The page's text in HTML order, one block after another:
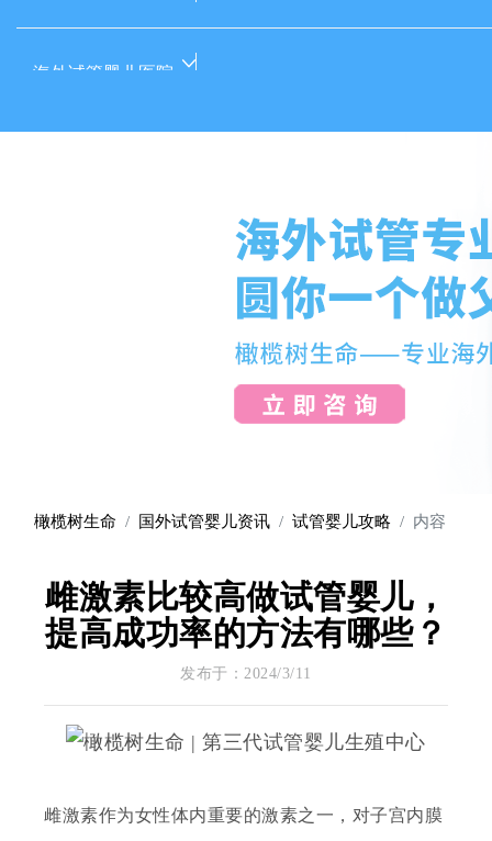
海外试管婴儿医院
橄榄树生命 国外试管婴儿资讯 试管婴儿攻略 内容
雌激素比较高做试管婴儿，
提高成功率的方法有哪些？
发布于：2024/3/11
雌激素作为女性体内重要的激素之一，对子宫内膜